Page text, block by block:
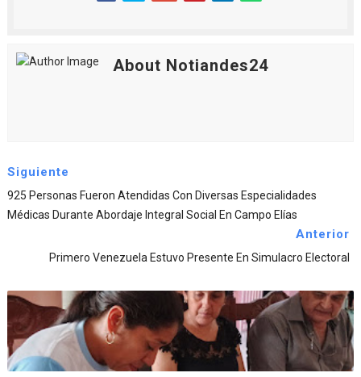
About Notiandes24
Siguiente
925 Personas Fueron Atendidas Con Diversas Especialidades
Médicas Durante Abordaje Integral Social En Campo Elías
Anterior
Primero Venezuela Estuvo Presente En Simulacro Electoral